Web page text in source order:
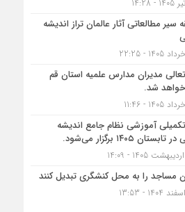
سیر مطالعاتی آثار عالمان تراز اندیشه
مدیران مدارس علمیه استان قم
خواهد شد.
آموزشی نظام جامع اندیشه
۱۴۰۵ برگزار می‌شود.
مساجد را به محل کنشگری تبدیل کنند